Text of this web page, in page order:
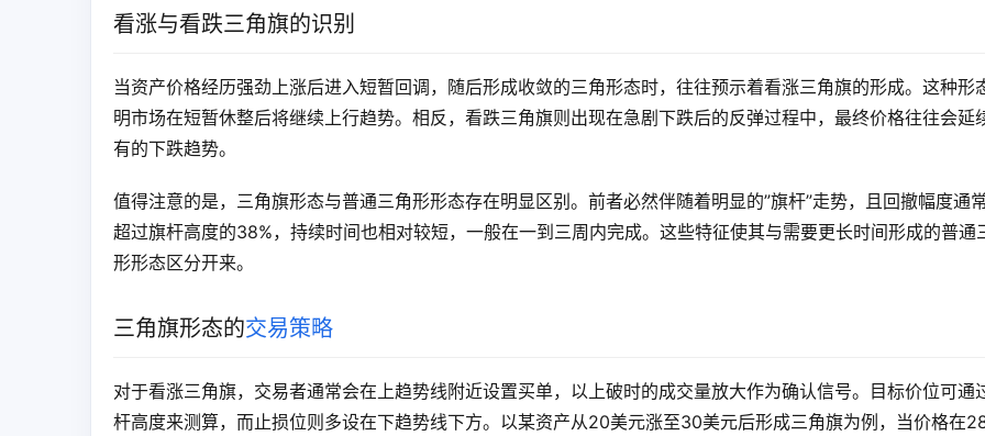
看涨与看跌三角旗的识别
当资产价格经历强劲上涨后进入短暂回调，随后形成收敛的三角形态时，往往预示着看涨三角旗的形成。这种形
明市场在短暂休整后将继续上行趋势。相反，看跌三角旗则出现在急剧下跌后的反弹过程中，最终价格往往会延
有的下跌趋势。
值得注意的是，三角旗形态与普通三角形形态存在明显区别。前者必然伴随着明显的”旗杆”走势，且回撤幅度通
超过旗杆高度的38%，持续时间也相对较短，一般在一到三周内完成。这些特征使其与需要更长时间形成的普通
形形态区分开来。
三角旗形态的交易策略
对于看涨三角旗，交易者通常会在上趋势线附近设置买单，以上破时的成交量放大作为确认信号。目标价位可通
杆高度来测算，而止损位则多设在下趋势线下方。以某资产从20美元涨至30美元后形成三角旗为例，当价格在